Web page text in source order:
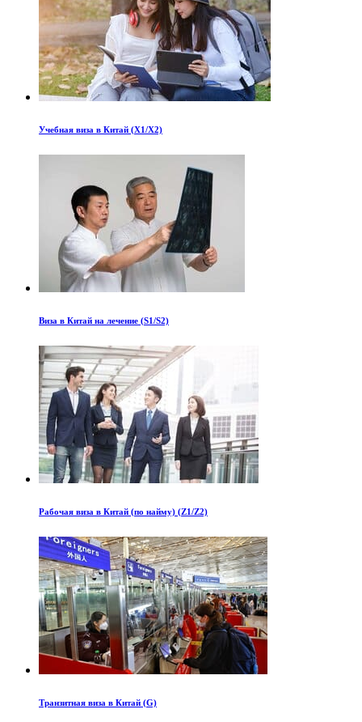
Учебная виза в Китай (X1/X2)
Виза в Китай на лечение (S1/S2)
Рабочая виза в Китай (по найму) (Z1/Z2)
Транзитная виза в Китай (G)